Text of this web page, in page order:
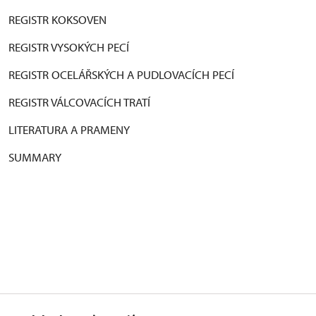
REGISTR KOKSOVEN
REGISTR VYSOKÝCH PECÍ
REGISTR OCELÁŘSKÝCH A PUDLOVACÍCH PECÍ
REGISTR VÁLCOVACÍCH TRATÍ
LITERATURA A PRAMENY
SUMMARY